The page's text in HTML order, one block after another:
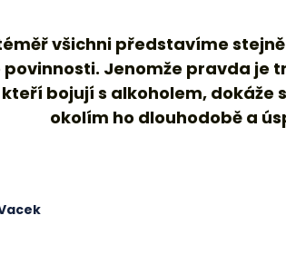
všichni představíme
Jenomže pravda je
bojují s alkoholem, dokáže
okolím ho dlouhodobě a